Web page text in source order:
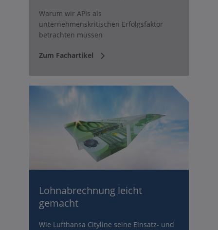
Warum wir APIs als
unternehmenskritischen Erfolgsfaktor
betrachten müssen
Zum Fachartikel
Lohnabrechnung leicht
gemacht
Wie Lufthansa Cityline seine Einsatz- und